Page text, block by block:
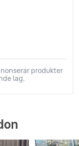
produkter
lag.